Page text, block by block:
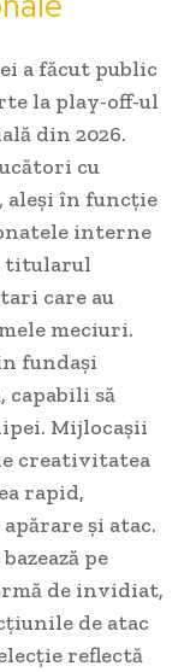
a făcut public
la play-off-ul
din 2026.
cu
în funcție
interne
titularul
care au
meciuri.
fundași
să
Mijlocașii
creativitatea
rapid,
și atac.
pe
de invidiat,
de atac
reflectă